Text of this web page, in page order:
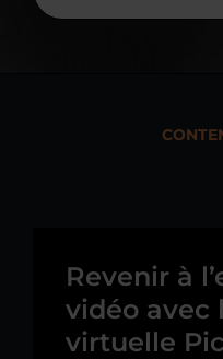
Revenir à
vidéo avec
virtuelle